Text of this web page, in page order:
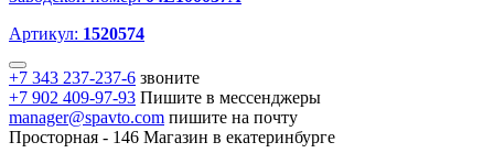
Артикул: 1520574
+7 343 237-237-6 звоните
+7 902 409-97-93 Пишите в мессенджеры
manager@spavto.com пишите на почту
Просторная - 146 Магазин в екатеринбурге